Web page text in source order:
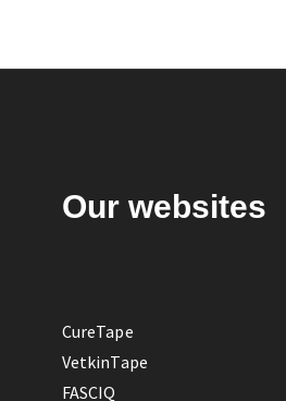
Our websites
CureTape
VetkinTape
FASCIQ